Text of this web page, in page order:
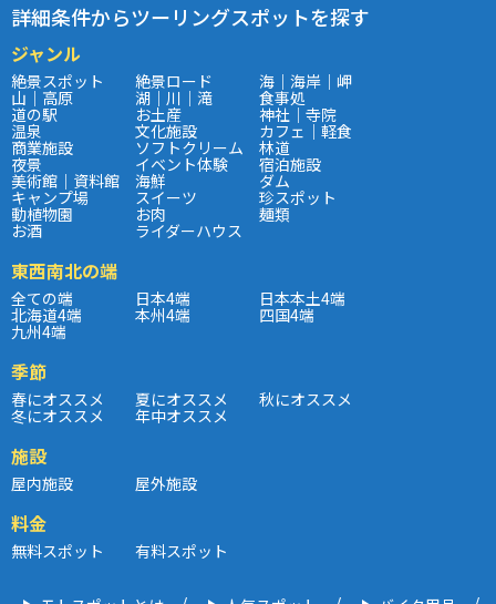
詳細条件からツーリングスポットを探す
ジャンル
絶景スポット 絶景ロード 海｜海岸｜岬
山｜高原 湖｜川｜滝 食事処
道の駅 お土産 神社｜寺院
温泉 文化施設 カフェ｜軽食
商業施設 ソフトクリーム 林道
夜景 イベント体験 宿泊施設
美術館｜資料館 海鮮 ダム
キャンプ場 スイーツ 珍スポット
動植物園 お肉 麺類
お酒 ライダーハウス
東西南北の端
全ての端 日本4端 日本本土4端
北海道4端 本州4端 四国4端
九州4端
季節
春にオススメ 夏にオススメ 秋にオススメ
冬にオススメ 年中オススメ
施設
屋内施設 屋外施設
料金
無料スポット 有料スポット